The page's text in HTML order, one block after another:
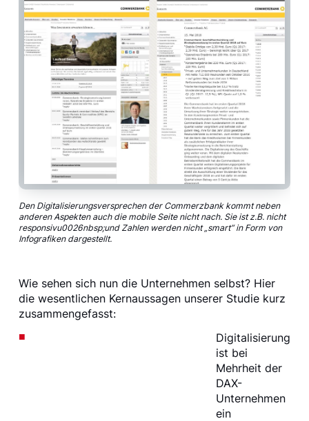
Den Digitalisierungsversprechen der Commerzbank kommt neben
anderen Aspekten auch die mobile Seite nicht nach. Sie ist z.B. nicht
responsivu0026nbsp;und Zahlen werden nicht „smart“ in Form von
Infografiken dargestellt.
Wie sehen sich nun die Unternehmen selbst? Hier
die wesentlichen Kernaussagen unserer Studie kurz
zusammengefasst:
Digitalisierung
ist bei
Mehrheit der
DAX-
Unternehmen
ein